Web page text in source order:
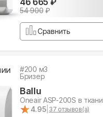
54 900₽
Сравнить
#200 м3
Бризер
Ballu
Oneair ASP-200S в ткани
★
★4.95 37 отзывов(а)